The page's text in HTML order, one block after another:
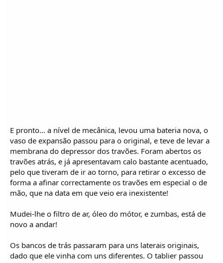
E pronto... a nível de mecânica, levou uma bateria nova, o
vaso de expansão passou para o original, e teve de levar a
membrana do depressor dos travões. Foram abertos os
travões atrás, e já apresentavam calo bastante acentuado,
pelo que tiveram de ir ao torno, para retirar o excesso de
forma a afinar correctamente os travões em especial o de
mão, que na data em que veio era inexistente!
Mudei-lhe o filtro de ar, óleo do mótor, e zumbas, está de
novo a andar!
Os bancos de trás passaram para uns laterais originais,
dado que ele vinha com uns diferentes. O tablier passou